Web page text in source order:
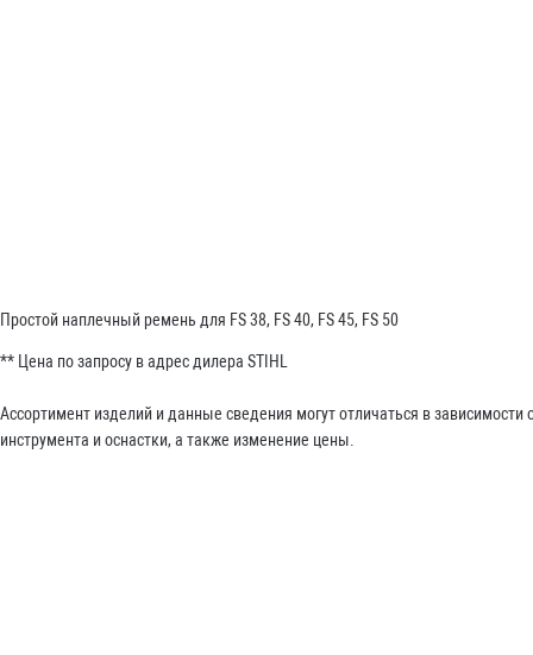
Простой наплечный ремень для FS 38, FS 40, FS 45, FS 50
** Цена по запросу в адрес дилера STIHL
Ассортимент изделий и данные сведения могут отличаться в
инструмента и оснастки, а также изменение цены.